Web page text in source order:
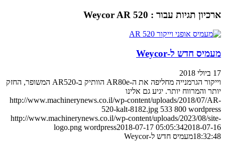
ארכיון תגיות עבור : Weycor AR 520
מעמיס חדש ל-Weycor
17 ביולי 2018
וייקור הגרמנייה מחליפה את ה-AR80e הוותיק ב-AR520 המשופר, החזק
יותר והמרווח יותר. יגיע גם אלינו
http://www.machinerynews.co.il/wp-content/uploads/2018/07/AR-
520-kalt-8182.jpg 533 800 wordpress
http://www.machinerynews.co.il/wp-content/uploads/2023/08/site-
logo.png wordpress2018-07-17 05:05:342018-07-16
18:32:48מעמיס חדש ל-Weycor